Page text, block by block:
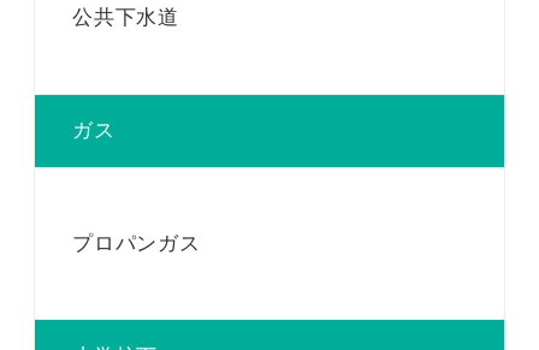
公共下水道
ガス
プロパンガス